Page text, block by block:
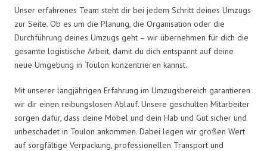
Unser erfahrenes Team steht dir bei jedem Schritt deines Umzugs
zur Seite. Ob es um die Planung, die Organisation oder die
Durchführung deines Umzugs geht – wir übernehmen für dich die
gesamte logistische Arbeit, damit du dich entspannt auf deine
neue Umgebung in Toulon konzentrieren kannst.
Mit unserer langjährigen Erfahrung im Umzugsbereich garantieren
wir dir einen reibungslosen Ablauf. Unsere geschulten Mitarbeiter
sorgen dafür, dass deine Möbel und dein Hab und Gut sicher und
unbeschadet in Toulon ankommen. Dabei legen wir großen Wert
auf sorgfältige Verpackung, professionellen Transport und